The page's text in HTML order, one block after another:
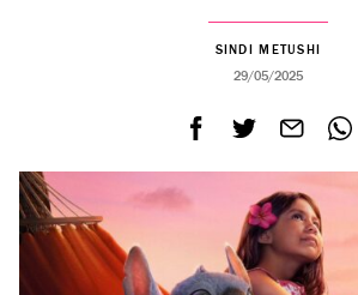
SINDI METUSHI
29/05/2025